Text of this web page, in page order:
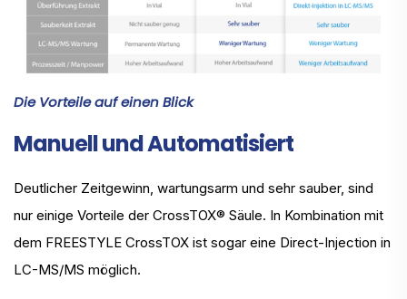
Die Vorteile auf einen Blick
Manuell und Automatisiert
Deutlicher Zeitgewinn, wartungsarm und sehr sauber, sind
nur einige Vorteile der CrossTOX® Säule. In Kombination mit
dem FREESTYLE CrossTOX ist sogar eine Direct-Injection in
LC-MS/MS möglich.